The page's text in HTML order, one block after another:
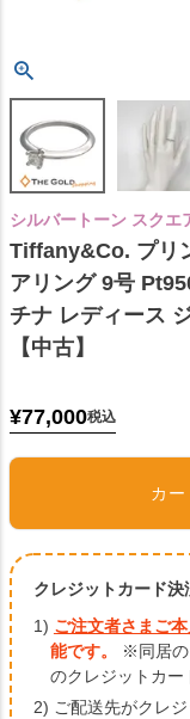
シルバートーン スクエ
Tiffany&Co. プリ
アリング 9号
チナ レディース
【中古】
¥77,000税込
カ
クレジットカード
1) ご注文者さまご
能です。
※同居の
のクレジットカー
2) ご配送先がクレ